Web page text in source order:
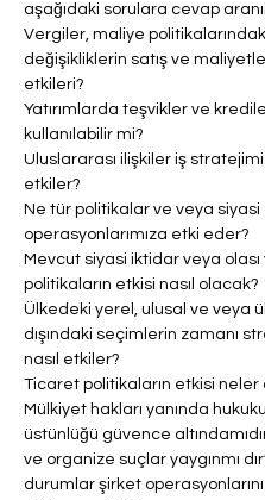
aşağıdaki sorulara cevap
Vergiler, maliye
değişikliklerin satış ve
etkileri?
Yatırımlarda teşvikler ve
kullanılabilir mi?
Uluslararası ilişkiler iş
etkiler?
Ne tür politikalar ve veya
operasyonlarımıza etki eder?
Mevcut siyasi iktidar veya
politikaların etkisi nasıl olacak?
Ülkedeki yerel, ulusal ve veya
dışındaki seçimlerin zamanı
nasıl etkiler?
Ticaret politikaların etkisi neler
Mülkiyet hakları yanında
üstünlüğü güvence
ve organize suçlar yaygınmı
durumlar şirket operasyonlarını